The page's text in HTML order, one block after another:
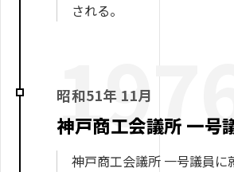
される。
昭和51年 11月
神戸商工会議所 一号
神戸商工会議所 一号議員に